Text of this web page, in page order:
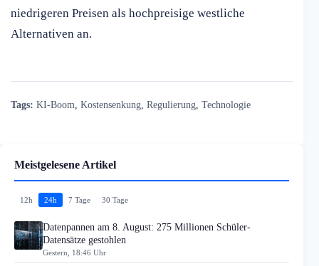
niedrigeren Preisen als hochpreisige westliche
Alternativen an.
Tags: KI-Boom Kostensenkung Regulierung Technologie
Meistgelesene Artikel
12h 24h 7 Tage 30 Tage
Datenpannen am 8. August: 275 Millionen Schüler-
Datensätze gestohlen
Gestern, 18:46 Uhr